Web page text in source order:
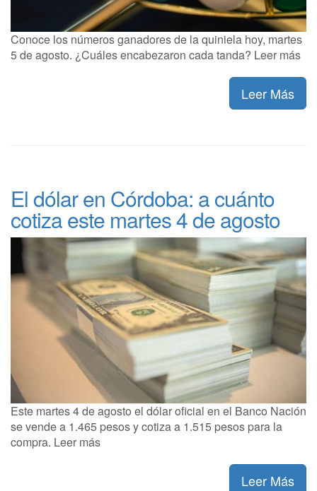
Conoce los números ganadores de la quiniela hoy, martes
5 de agosto. ¿Cuáles encabezaron cada tanda? Leer más
Leer Más
El dólar en Córdoba: a cuánto
cotiza este martes 4 de agosto
Este martes 4 de agosto el dólar oficial en el Banco Nación
se vende a 1.465 pesos y cotiza a 1.515 pesos para la
compra. Leer más
Leer Más